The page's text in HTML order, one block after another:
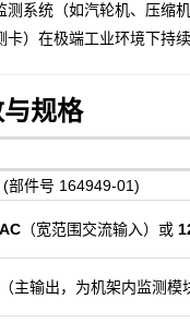
测系统（如汽轮机、压缩
卡）在极端工业环境下持续
规格
部件号 164949-01)
（宽范围交流输入）或
（主输出，为机架内监测模